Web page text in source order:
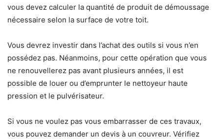
vous devez calculer la quantité de produit de démoussage
nécessaire selon la surface de votre toit.
Vous devrez investir dans l’achat des outils si vous n’en
possédez pas. Néanmoins, pour cette opération que vous
ne renouvellerez pas avant plusieurs années, il est
possible de louer ou d’emprunter le nettoyeur haute
pression et le pulvérisateur.
Si vous ne voulez pas vous embarrasser de ces travaux,
vous pouvez demander un devis à un couvreur. Vérifiez